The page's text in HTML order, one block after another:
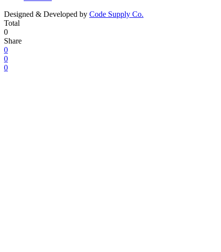
Designed & Developed by Code Supply Co.
Total
0
Share
0
0
0